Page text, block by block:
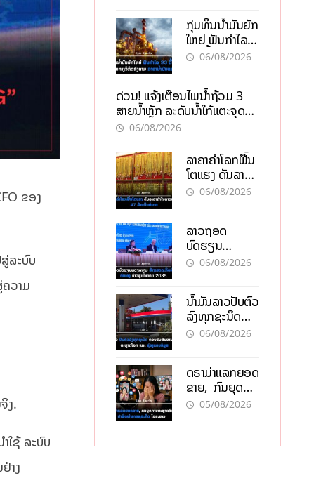
ຂອງ
ລະບົບ
ວາມ
ງ.
ໃຊ້ ລະບົບ
າງ
информациейກຸ່ມທຶນນ້ຳມັນຍັກ
ໃຫຍ່ ຟັນກຳໄລ
93 ຕື້ໂດລາ
ນໍ້າມັນແພງ
06/08/2026
ດ່ວນ! ແຈ້ງເຕືອນໄພນໍ້າຖ້ວມ 3
ສາຍນໍ້າຫຼັກ ລະດັບນໍ້າໃກ້ແຕະຈຸດ
ອັນຕະລາຍ
06/08/2026
ລາຄາຄຳໂລກຟື້ນ
ໂຕແຮງ ດັນລາຄາ
ຄຳໃນລາວທະລຸ
06/08/2026
ລາວຖອດ
ບົດຮຽນ
ຫວຽດນາມ ສ້າງ
ເປົ້າໝາຍ 2035
06/08/2026
ນໍ້າມັນລາວປັບຕົວ
ລົງທຸກຊະນິດ
ຕອບຮັບສັນຍານ
ແຄບຮໍມູສ
06/08/2026
ດຣາມ່າແລກຍອດ
ຂາຍ, ກົນຍຸດ
ການຕະຫຼາດສີ
ໄລຍະຍາວ
05/08/2026